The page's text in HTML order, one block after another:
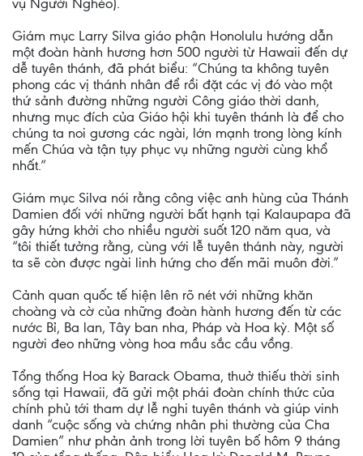
vụ Người Nghèo).
Giám mục Larry Silva giáo phận Honolulu hướng dẫn
một đoàn hành hương hơn 500 người từ Hawaii đến dự
dễ tuyên thánh, đã phát biểu: “Chúng ta không tuyên
phong các vị thánh nhân để rồi đặt các vị đó vào một
thứ sảnh đường những người Công giáo thời danh,
nhưng mục đích của Giáo hội khi tuyên thánh là để cho
chúng ta noi gương các ngài, lớn mạnh trong lòng kính
mến Chúa và tận tụy phục vụ những người cùng khổ
nhất.”
Giám mục Silva nói rằng công việc anh hùng của Thánh
Damien đối với những người bất hạnh tại Kalaupapa đã
gây hứng khởi cho nhiều người suốt 120 năm qua, và
“tôi thiết tưởng rằng, cùng với lễ tuyên thánh này, người
ta sẽ còn được ngài linh hứng cho đến mãi muôn đời.”
Cảnh quan quốc tế hiện lên rõ nét với những khăn
choàng và cờ của những đoàn hành hương đến từ các
nước Bỉ, Ba lan, Tây ban nha, Pháp và Hoa kỳ. Một số
người đeo những vòng hoa mầu sắc cầu vồng.
Tổng thống Hoa kỳ Barack Obama, thuở thiếu thời sinh
sống tại Hawaii, đã gửi một phái đoàn chính thức của
chính phủ tới tham dự lễ nghi tuyên thánh và giúp vinh
danh “cuộc sống và chứng nhân phi thường của Cha
Damien” như phản ảnh trong lời tuyên bố hôm 9 tháng